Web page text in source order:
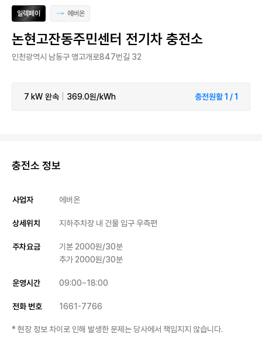
일렉페이 에버온
논현고잔동주민센터 전기차 충전소
인천광역시 남동구 앵고개로847번길 32
7 kW 완속 369.0원/kWh 충전원활 1 / 1
충전소 정보
사업자 에버온
상세위치 지하주차장 내 건물 입구 우측편
주차요금
기본 2000원/30분
추가 2000원/30분
운영시간 09:00~18:00
전화 번호 1661-7766
* 현장 정보 차이로 인해 발생한 문제는 당사에서 책임지지 않습니다.